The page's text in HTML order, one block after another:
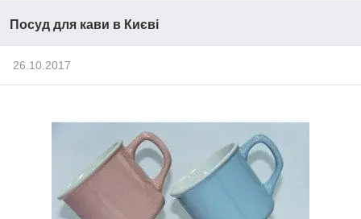
Посуд для кави в Києві
26.10.2017